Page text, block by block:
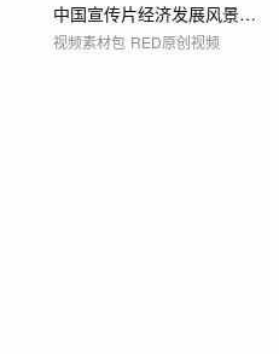
中国宣传片经济发展风景中国梦想祖国新中国
视频素材包 RED原创视频